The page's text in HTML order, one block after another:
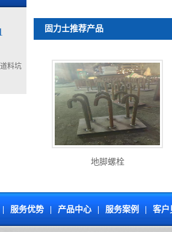
固力士推荐产品
地脚螺栓
料坑
服务优势 产品中心 服务案例 客户